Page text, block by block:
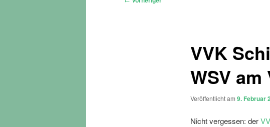
VVK
WSV
Veröffentlicht am 9. Februar
Nicht vergessen: der